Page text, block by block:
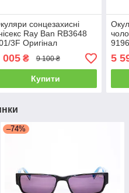
сонцезахисні
Ray Ban RB3648
3F Оригінал
005₴ 9 100 ₴
Купити
5
–74%